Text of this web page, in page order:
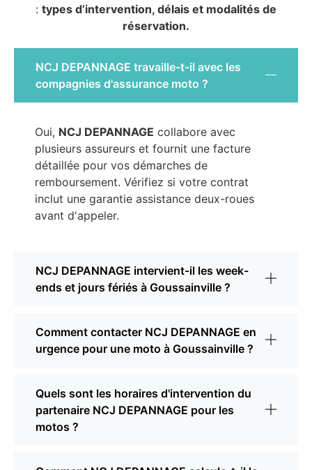
: types d’intervention, délais et modalités de
réservation.
NCJ DEPANNAGE travaille-t-il avec les
compagnies d'assurance moto ?
Oui, NCJ DEPANNAGE collabore avec
plusieurs assureurs et fournit une facture
détaillée pour vos démarches de
remboursement. Vérifiez si votre contrat
inclut une garantie assistance deux-roues
avant d'appeler.
NCJ DEPANNAGE intervient-il les week-
ends et jours fériés à Goussainville ?
Comment contacter NCJ DEPANNAGE en
urgence pour une moto à Goussainville ?
Quels sont les horaires d'intervention du
partenaire NCJ DEPANNAGE pour les
motos ?